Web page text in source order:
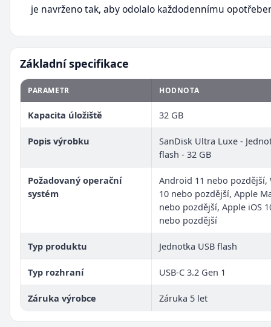
je navrženo tak, aby odolalo každodennímu
Základní specifikace
PARAMETR HODNOTA
Kapacita úložiště 32 GB
Popis výrobku
SanDisk Ultra Luxe -
flash - 32 GB
Požadovaný operační
systém
Android 11 nebo pozdější,
10 nebo pozdější, Apple
nebo pozdější, Apple iOS
nebo pozdější
Typ produktu Jednotka USB flash
Typ rozhraní USB-C 3.2 Gen 1
Záruka výrobce Záruka 5 let